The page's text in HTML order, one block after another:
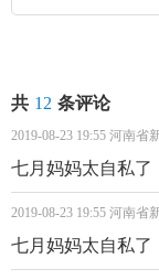
共 12 条评论
2019-08-23 19:55 河南省
七月妈妈太自私了
2019-08-23 19:55 河南省
七月妈妈太自私了